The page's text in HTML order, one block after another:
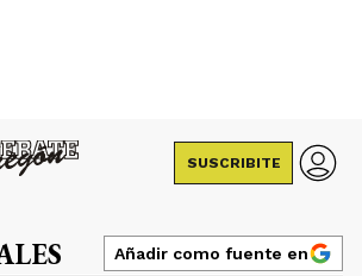
SUSCRIBITE
Añadir como fuente en